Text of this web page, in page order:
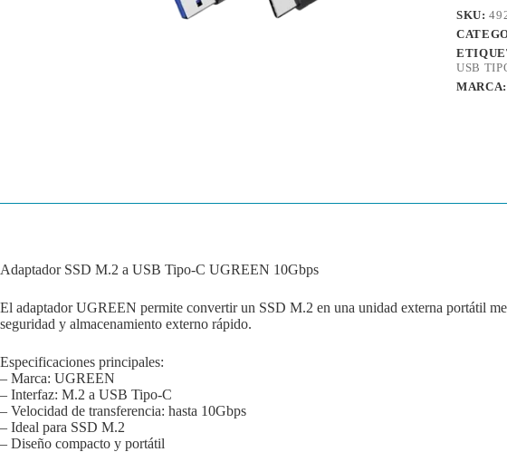
10Gbps
cantidad
SKU:
USB
MARCA:
Adaptador SSD M.2 a USB Tipo-C UGREEN 10Gbps
El adaptador UGREEN permite convertir un SSD M.2 en una unidad externa portátil
seguridad y almacenamiento externo rápido.
Especificaciones principales:
– Marca: UGREEN
– Interfaz: M.2 a USB Tipo-C
– Velocidad de transferencia: hasta 10Gbps
– Ideal para SSD M.2
– Diseño compacto y portátil